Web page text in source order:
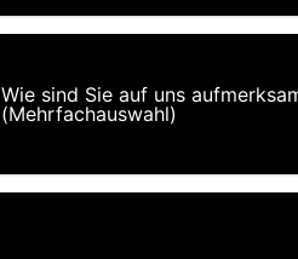
Wie sind Sie auf uns
(Mehrfachauswahl)